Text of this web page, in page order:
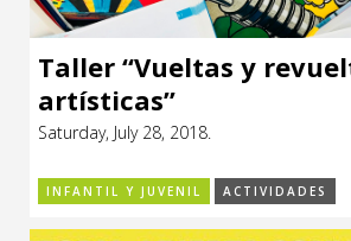
Taller “Vueltas y
artísticas”
Saturday, July 28, 2018.
INFANTIL Y JUVENIL ACTIVIDADES